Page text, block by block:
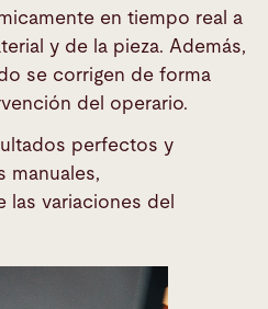
en tiempo real a
y de la pieza. Además,
se corrigen de forma
del operario.
perfectos y
manuales,
las variaciones del